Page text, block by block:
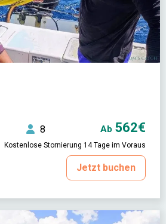
8 Ab 562€
Kostenlose Stornierung 14 Tage im Voraus
Jetzt buchen